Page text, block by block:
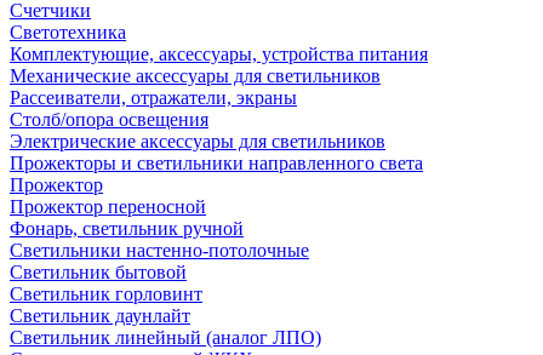
Счетчики
Светотехника
Комплектующие, аксессуары, устройства питания
Механические аксессуары для светильников
Рассеиватели, отражатели, экраны
Столб/опора освещения
Электрические аксессуары для светильников
Прожекторы и светильники направленного света
Прожектор
Прожектор переносной
Фонарь, светильник ручной
Светильники настенно-потолочные
Светильник бытовой
Светильник горловинт
Светильник даунлайт
Светильник линейный (аналог ЛПО)